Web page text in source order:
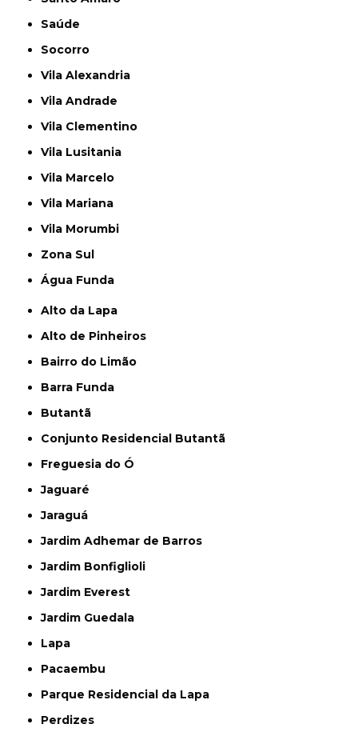
Saúde
Socorro
Vila Alexandria
Vila Andrade
Vila Clementino
Vila Lusitania
Vila Marcelo
Vila Mariana
Vila Morumbi
Zona Sul
Água Funda
Alto da Lapa
Alto de Pinheiros
Bairro do Limão
Barra Funda
Butantã
Conjunto Residencial Butantã
Freguesia do Ó
Jaguaré
Jaraguá
Jardim Adhemar de Barros
Jardim Bonfiglioli
Jardim Everest
Jardim Guedala
Lapa
Pacaembu
Parque Residencial da Lapa
Perdizes